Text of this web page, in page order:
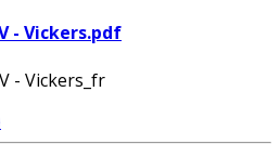
- Vickers.pdf
- Vickers_fr